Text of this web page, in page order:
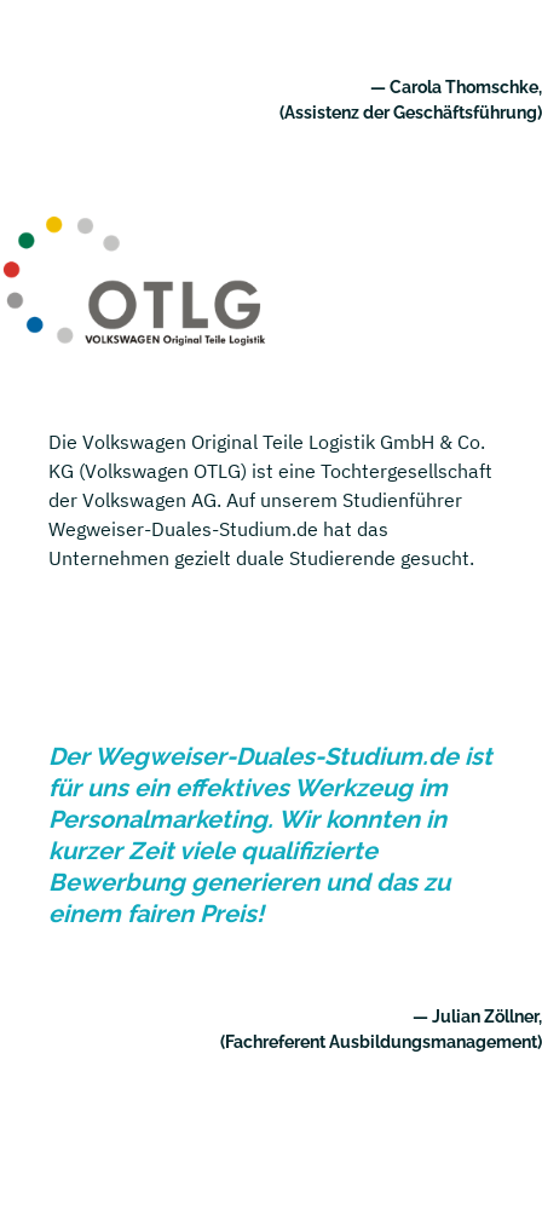
— Carola Thomschke,
(Assistenz der Geschäftsführung)
Die Volkswagen Original Teile Logistik GmbH & Co.
KG (Volkswagen OTLG) ist eine Tochtergesellschaft
der Volkswagen AG. Auf unserem Studienführer
Wegweiser-Duales-Studium.de hat das
Unternehmen gezielt duale Studierende gesucht.
Der Wegweiser-Duales-Studium.de ist
für uns ein effektives Werkzeug im
Personalmarketing. Wir konnten in
kurzer Zeit viele qualifizierte
Bewerbung generieren und das zu
einem fairen Preis!
— Julian Zöllner,
(Fachreferent Ausbildungsmanagement)